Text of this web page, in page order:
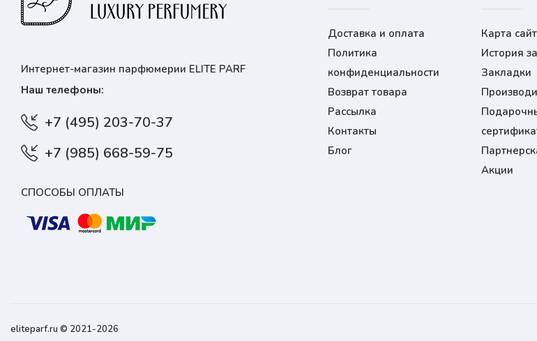
Интернет-магазин парфюмерии ELITE PARF
Наш телефоны:
+7 (495) 203-70-37
+7 (985) 668-59-75
СПОСОБЫ ОПЛАТЫ
Доставка и оплата
Политика
конфиденциальности
Возврат товара
Рассылка
Контакты
Блог
Карта
История
Закладки
Акции
eliteparf.ru © 2021-2026